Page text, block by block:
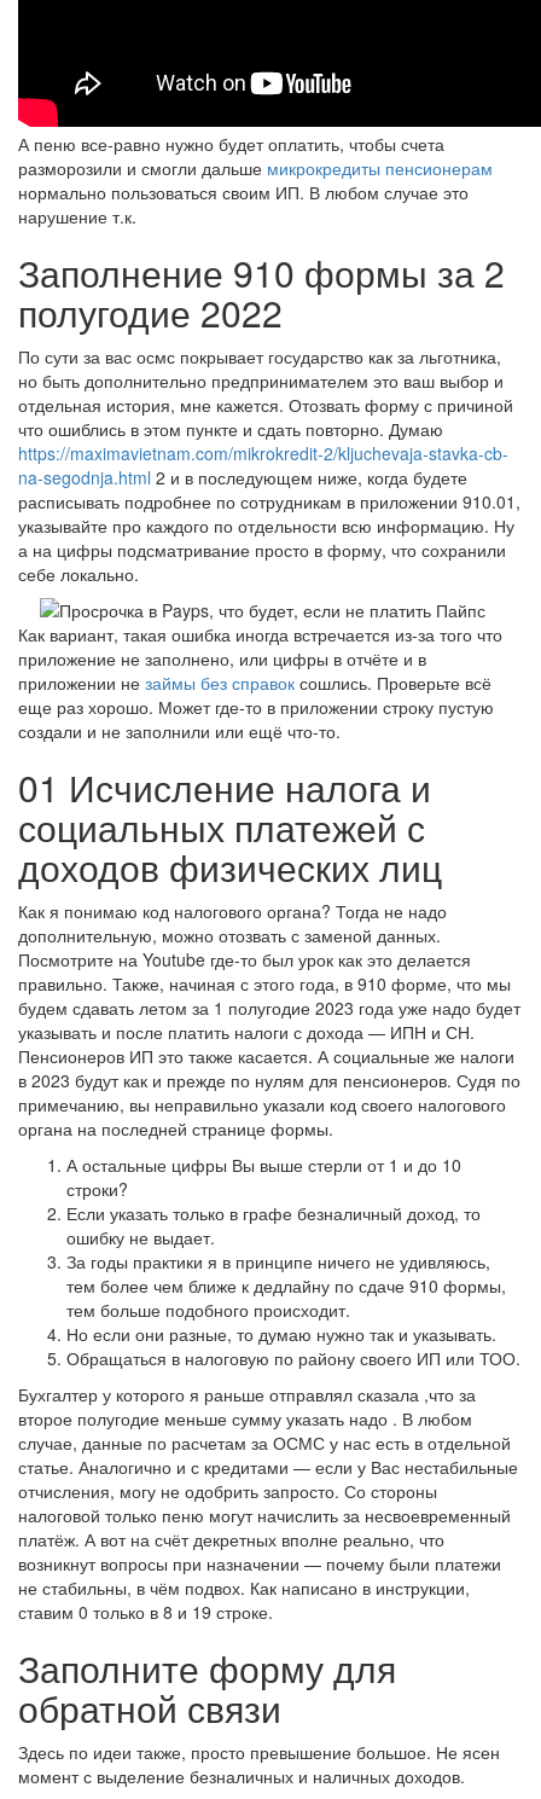
А пеню все-равно нужно будет оплатить, чтобы счета
разморозили и смогли дальше микрокредиты пенсионерам
нормально пользоваться своим ИП. В любом случае это
нарушение т.к.
Заполнение 910 формы за 2
полугодие 2022
По сути за вас осмс покрывает государство как за льготника,
но быть дополнительно предпринимателем это ваш выбор и
отдельная история, мне кажется. Отозвать форму с причиной
что ошиблись в этом пункте и сдать повторно. Думаю
https://maximavietnam.com/mikrokredit-2/kljuchevaja-stavka-cb-
na-segodnja.html 2 и в последующем ниже, когда будете
расписывать подробнее по сотрудникам в приложении 910.01,
указывайте про каждого по отдельности всю информацию. Ну
а на цифры подсматривание просто в форму, что сохранили
себе локально.
Как вариант, такая ошибка иногда встречается из-за того что
приложение не заполнено, или цифры в отчёте и в
приложении не займы без справок сошлись. Проверьте всё
еще раз хорошо. Может где-то в приложении строку пустую
создали и не заполнили или ещё что-то.
01 Исчисление налога и
социальных платежей с
доходов физических лиц
Как я понимаю код налогового органа? Тогда не надо
дополнительную, можно отозвать с заменой данных.
Посмотрите на Youtube где-то был урок как это делается
правильно. Также, начиная с этого года, в 910 форме, что мы
будем сдавать летом за 1 полугодие 2023 года уже надо будет
указывать и после платить налоги с дохода — ИПН и СН.
Пенсионеров ИП это также касается. А социальные же налоги
в 2023 будут как и прежде по нулям для пенсионеров. Судя по
примечанию, вы неправильно указали код своего налогового
органа на последней странице формы.
А остальные цифры Вы выше стерли от 1 и до 10
строки?
Если указать только в графе безналичный доход, то
ошибку не выдает.
За годы практики я в принципе ничего не удивляюсь,
тем более чем ближе к дедлайну по сдаче 910 формы,
тем больше подобного происходит.
Но если они разные, то думаю нужно так и указывать.
Обращаться в налоговую по району своего ИП или ТОО.
Бухгалтер у которого я раньше отправлял сказала ,что за
второе полугодие меньше сумму указать надо . В любом
случае, данные по расчетам за ОСМС у нас есть в отдельной
статье. Аналогично и с кредитами — если у Вас нестабильные
отчисления, могу не одобрить запросто. Со стороны
налоговой только пеню могут начислить за несвоевременный
платёж. А вот на счёт декретных вполне реально, что
возникнут вопросы при назначении — почему были платежи
не стабильны, в чём подвох. Как написано в инструкции,
ставим 0 только в 8 и 19 строке.
Заполните форму для
обратной связи
Здесь по идеи также, просто превышение большое. Не ясен
момент с выделение безналичных и наличных доходов.